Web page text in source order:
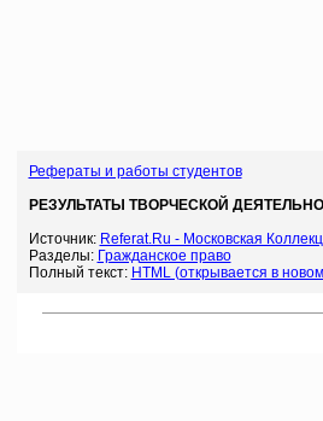
Рефераты и работы студентов
РЕЗУЛЬТАТЫ ТВОРЧЕСКОЙ
Источник: Referat.Ru - Московская
Разделы: Гражданское право
Полный текст: HTML (открывается в